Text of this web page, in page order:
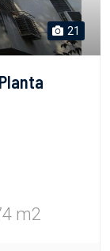
21
m2